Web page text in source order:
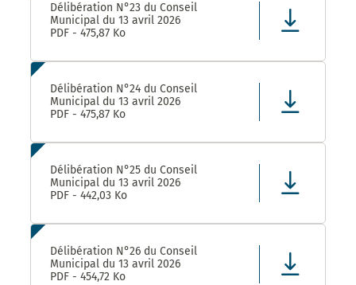
Délibération N°23 du Conseil
Municipal du 13 avril 2026
PDF - 475,87 Ko
Délibération N°24 du Conseil
Municipal du 13 avril 2026
PDF - 475,87 Ko
Délibération N°25 du Conseil
Municipal du 13 avril 2026
PDF - 442,03 Ko
Délibération N°26 du Conseil
Municipal du 13 avril 2026
PDF - 454,72 Ko